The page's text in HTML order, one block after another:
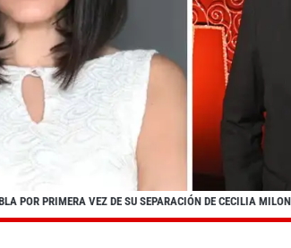
POR PRIMERA VEZ DE SU SEPARACIÓN DE CECILIA